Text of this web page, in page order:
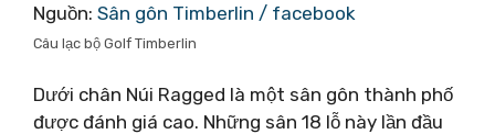
Nguồn: Sân gôn Timberlin / facebook
Câu lạc bộ Golf Timberlin
Dưới chân Núi Ragged là một sân gôn thành phố
được đánh giá cao. Những sân 18 lỗ này lần đầu